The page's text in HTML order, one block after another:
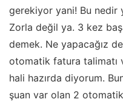
gerekiyor yani! Bu nedir
Zorla değil ya. 3 kez
demek. Ne yapacağız
otomatik fatura talimatı
hali hazırda diyorum.
şuan var olan 2 otomatik